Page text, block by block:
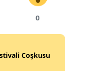
Sinop
Sivas
0
Coşkusu